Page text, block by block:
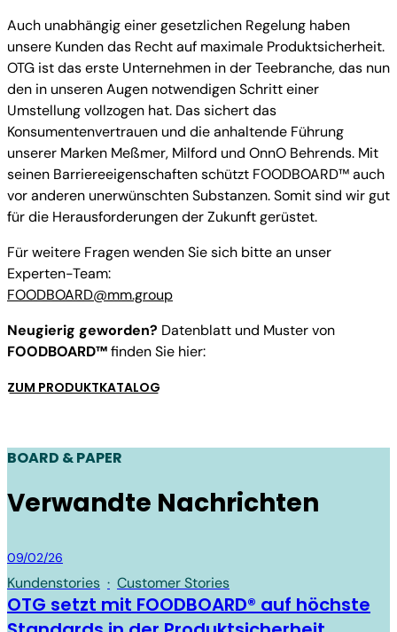
Auch unabhängig einer gesetzlichen Regelung haben
unsere Kunden das Recht auf maximale Produktsicherheit.
OTG ist das erste Unternehmen in der Teebranche, das nun
den in unseren Augen notwendigen Schritt einer
Umstellung vollzogen hat. Das sichert das
Konsumentenvertrauen und die anhaltende Führung
unserer Marken Meßmer, Milford und OnnO Behrends. Mit
seinen Barriereeigenschaften schützt FOODBOARD™ auch
vor anderen unerwünschten Substanzen. Somit sind wir gut
für die Herausforderungen der Zukunft gerüstet.
Für weitere Fragen wenden Sie sich bitte an unser
Experten-Team:
FOODBOARD@mm.group
Neugierig geworden? Datenblatt und Muster von
FOODBOARD™finden Sie hier:
ZUM PRODUKTKATALOG
BOARD & PAPER
Verwandte Nachrichten
Board & Paper
09/02/26
Kundenstories · Customer Stories
OTG setzt mit FOODBOARD® auf höchste